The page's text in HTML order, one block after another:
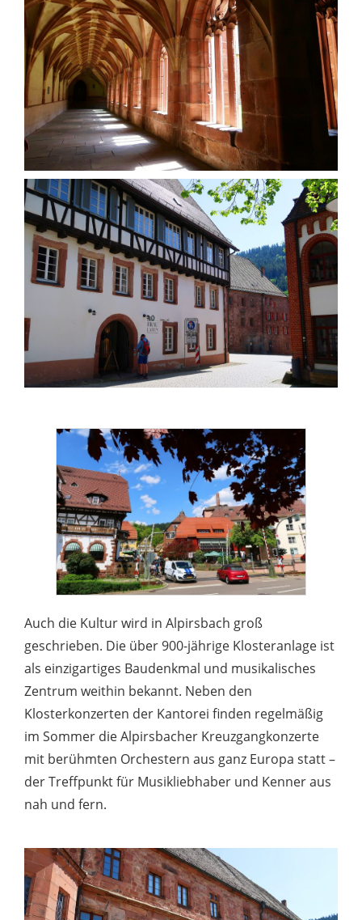
Auch die Kultur wird in Alpirsbach groß
geschrieben. Die über 900-jährige Klosteranlage ist
als einzigartiges Baudenkmal und musikalisches
Zentrum weithin bekannt. Neben den
Klosterkonzerten der Kantorei finden regelmäßig
im Sommer die Alpirsbacher Kreuzgangkonzerte
mit berühmten Orchestern aus ganz Europa statt –
der Treffpunkt für Musikliebhaber und Kenner aus
nah und fern.